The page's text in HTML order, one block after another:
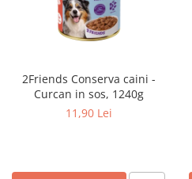
2Friends Conserva caini -
Curcan in sos, 1240g
11,90 Lei